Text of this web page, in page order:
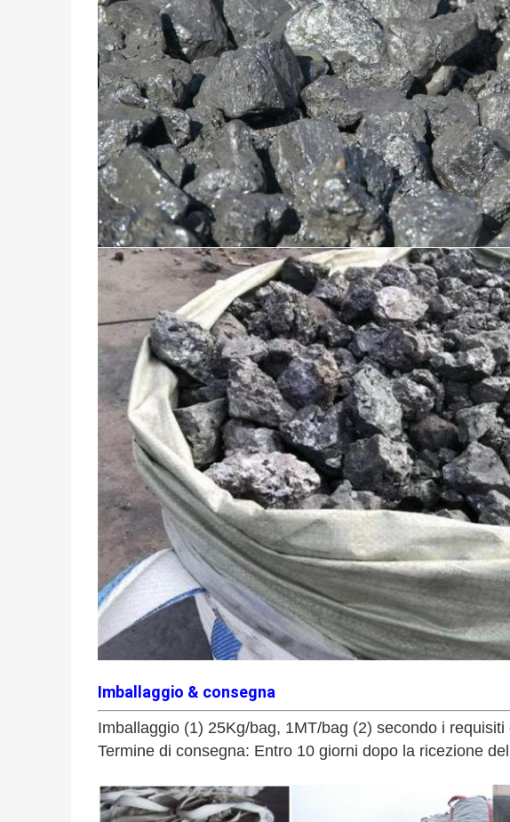
Imballaggio & consegna
Imballaggio (1) 25Kg/bag, 1MT/bag (2) secondo i requisiti
Termine di consegna: Entro 10 giorni dopo la ricezione